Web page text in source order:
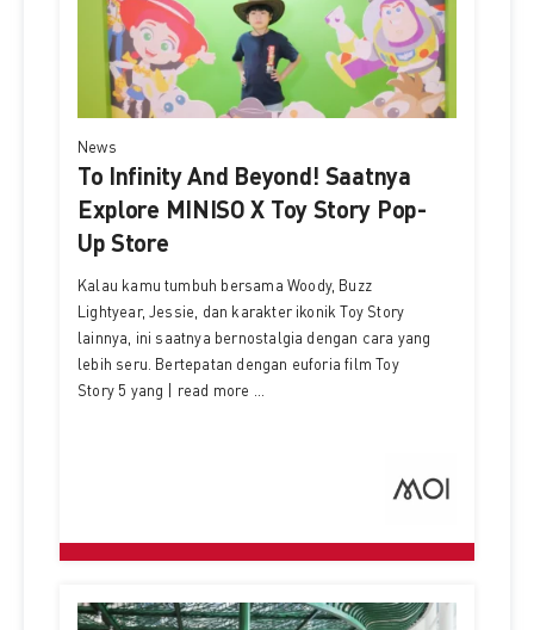
News
To Infinity And Beyond! Saatnya
Explore MINISO X Toy Story Pop-
Up Store
Kalau kamu tumbuh bersama Woody, Buzz
Lightyear, Jessie, dan karakter ikonik Toy Story
lainnya, ini saatnya bernostalgia dengan cara yang
lebih seru. Bertepatan dengan euforia film Toy
Story 5 yang | read more ...